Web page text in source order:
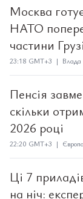
Москва
НАТО
частини
23:18 GMT+3 | Влада
Пенсія
скільки
2026 році
22:20 GMT+3 | Європа
Ці 7
на ніч: